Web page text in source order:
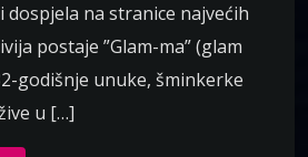
na stranice najvećih
postaje ”Glam-ma” (glam
godišnje unuke, šminkerke
u […]